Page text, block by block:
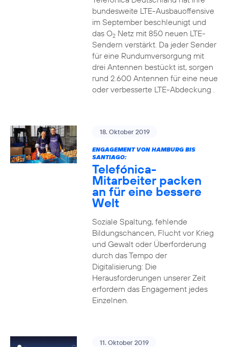
bundesweite LTE-Ausbauoffensive
im September beschleunigt und
das O2Netz mit 850 neuen LTE-
Sendern verstärkt. Da jeder Sender
für eine Rundumversorgung mit
drei Antennen bestückt ist, sorgen
rund 2.600 Antennen für eine neue
oder verbesserte LTE-Abdeckung .
18. Oktober 2019
ENGAGEMENT VON HAMBURG BIS
SANTIAGO:
Telefónica-
Mitarbeiter packen
an für eine bessere
Welt
Soziale Spaltung, fehlende
Bildungschancen, Flucht vor Krieg
und Gewalt oder Überforderung
durch das Tempo der
Digitalisierung: Die
Herausforderungen unserer Zeit
erfordern das Engagement jedes
Einzelnen.
11. Oktober 2019